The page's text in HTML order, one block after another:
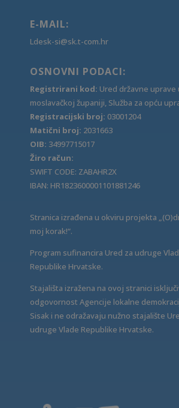
E-MAIL:
Ldesk-si@sk.t-com.hr
OSNOVNI PODACI:
Registrirani kod: Ured državne uprave
moslavačkoj županiji, Služba za opću
Registracijski broj: 03001204
Matični broj: 2031663
OIB: 34997715017
Žiro račun:
SWIFT CODE: ZABAHR2X
IBAN: HR1823600001101881246
Stranica izrađena u okviru projekta
moj korak!“.
Program sufinancira Ured za udruge
Republike Hrvatske.
Stajališta izražena na ovoj stranici
odgovornost Agencije lokalne
Sisak i ne odražavaju nužno stajalište
udruge Vlade Republike Hrvatske.